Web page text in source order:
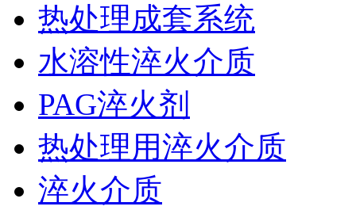
热处理成套系统
水溶性淬火介质
PAG淬火剂
热处理用淬火介质
淬火介质